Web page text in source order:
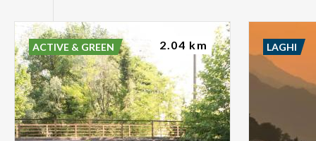
ACTIVE & GREEN 2.04 km LAGHI